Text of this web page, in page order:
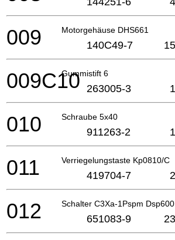
Motorgehäuse DHS661
009 140C49-7
Gummistift 6
009C10 263005-3
Schraube 5x40
010 911263-2
Verriegelungstaste Kp0810/C
011 419704-7
Schalter C3Xa-1Pspm Dsp600
012 651083-9